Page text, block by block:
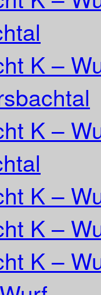
K –
K –
K –
K –
K –